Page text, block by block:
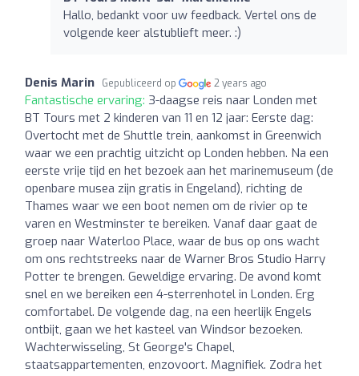
Hallo, bedankt voor uw feedback. Vertel ons de
volgende keer alstublieft meer. :)
Denis Marin Gepubliceerd op 2 years ago
Fantastische ervaring: 3-daagse reis naar Londen met
BT Tours met 2 kinderen van 11 en 12 jaar: Eerste dag:
Overtocht met de Shuttle trein, aankomst in Greenwich
waar we een prachtig uitzicht op Londen hebben. Na een
eerste vrije tijd en het bezoek aan het marinemuseum (de
openbare musea zijn gratis in Engeland), richting de
Thames waar we een boot nemen om de rivier op te
varen en Westminster te bereiken. Vanaf daar gaat de
groep naar Waterloo Place, waar de bus op ons wacht
om ons rechtstreeks naar de Warner Bros Studio Harry
Potter te brengen. Geweldige ervaring. De avond komt
snel en we bereiken een 4-sterrenhotel in Londen. Erg
comfortabel. De volgende dag, na een heerlijk Engels
ontbijt, gaan we het kasteel van Windsor bezoeken.
Wachterwisseling, St George's Chapel,
staatsappartementen, enzovoort. Magnifiek. Zodra het